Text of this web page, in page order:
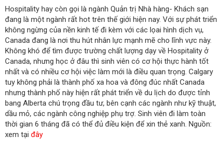
Hospitality hay còn gọi là ngành Quản trị Nhà hàng- Khách sạn
đang là một ngành rất hot trên thế giới hiện nay. Với sự phát triển
không ngừng của nền kinh tế đi kèm với các lọai hình dịch vụ,
Canada đang là nơi thu hút nhân lực mạnh mẽ cho lĩnh vực này.
Không khó để tìm được trường chất lượng dạy về Hospitality ở
Canada, nhưng học ở đâu thì sinh viên có cơ hội thực hành tốt
nhất và có nhiều cơ hội việc làm mới là điều quan trọng. Calgary
tuy không phải là thành phố xa hoa và đông đúc nhất Canada
nhưng thành phố này hiện rất phát triển về du lịch do được tỉnh
bang Alberta chú trọng đầu tư, bên cạnh các ngành như kỹ thuật,
dầu mỏ, các ngành công nghiệp phụ trợ. Sinh viên đi làm toàn
thời gian 6 tháng đã có thể đủ điều kiện để xin thẻ xanh. Nguồn:
xem tại đây